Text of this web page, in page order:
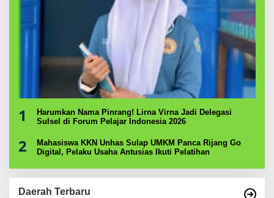
1
Harumkan Nama Pinrang! Lirna Virna Jadi Delegasi
Sulsel di Forum Pelajar Indonesia 2026
2
Mahasiswa KKN Unhas Sulap UMKM Panca Rijang Go
Digital, Pelaku Usaha Antusias Ikuti Pelatihan
Daerah Terbaru